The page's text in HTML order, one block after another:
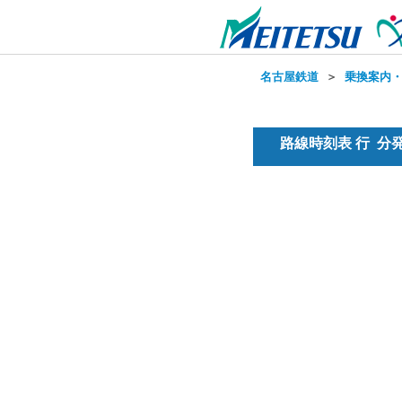
名古屋鉄道 ＞ 乗換案内
路線時刻表 行 分